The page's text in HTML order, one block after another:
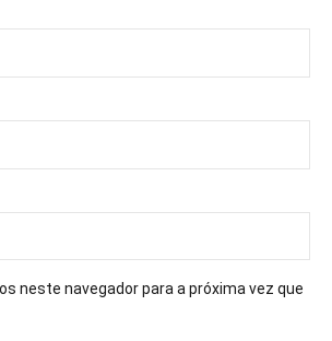
neste navegador para a próxima vez que